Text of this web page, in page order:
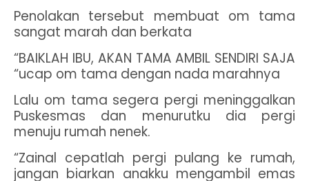
Penolakan tersebut membuat om tama
sangat marah dan berkata
“BAIKLAH IBU, AKAN TAMA AMBIL SENDIRI SAJA
“ucap om tama dengan nada marahnya
Lalu om tama segera pergi meninggalkan
Puskesmas dan menurutku dia pergi
menuju rumah nenek.
“Zainal cepatlah pergi pulang ke rumah,
jangan biarkan anakku mengambil emas